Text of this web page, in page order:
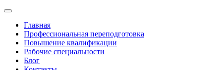
Главная
Профессиональная переподготовка
Повышение квалификации
Рабочие специальности
Блог